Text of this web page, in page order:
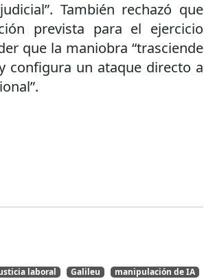
También rechazó que
prevista para el ejercicio
que la maniobra “trasciende
configura un ataque directo a
laboral Galileu
manipulación de IA